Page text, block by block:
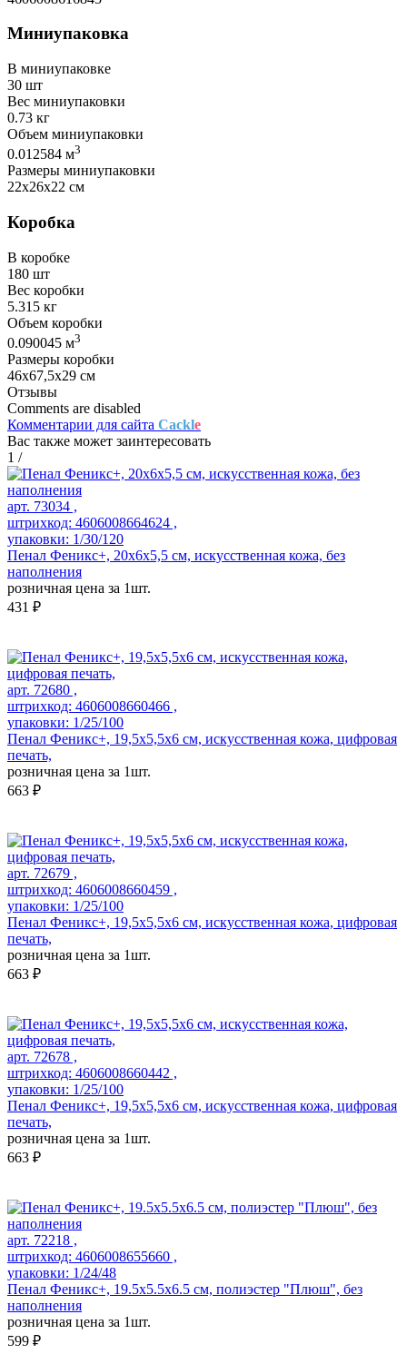
Миниупаковка
В миниупаковке
30 шт
Вес миниупаковки
0.73 кг
Объем миниупаковки
0.012584 м3
Размеры миниупаковки
22х26х22 см
Коробка
В коробке
180 шт
Вес коробки
5.315 кг
Объем коробки
0.090045 м3
Размеры коробки
46х67,5х29 см
Отзывы
Comments are disabled
Комментарии для сайта Cackle
Вас также может заинтересовать
1 /
арт. 73034 ,
штрихкод: 4606008664624 ,
упаковки: 1/30/120
Пенал Феникс+, 20х6х5,5 см, искусственная кожа, без
наполнения
розничная цена за 1шт.
431 ₽
арт. 72680 ,
штрихкод: 4606008660466 ,
упаковки: 1/25/100
Пенал Феникс+, 19,5х5,5х6 см, искусственная кожа, цифровая
печать,
розничная цена за 1шт.
663 ₽
арт. 72679 ,
штрихкод: 4606008660459 ,
упаковки: 1/25/100
Пенал Феникс+, 19,5х5,5х6 см, искусственная кожа, цифровая
печать,
розничная цена за 1шт.
663 ₽
арт. 72678 ,
штрихкод: 4606008660442 ,
упаковки: 1/25/100
Пенал Феникс+, 19,5х5,5х6 см, искусственная кожа, цифровая
печать,
розничная цена за 1шт.
663 ₽
арт. 72218 ,
штрихкод: 4606008655660 ,
упаковки: 1/24/48
Пенал Феникс+, 19.5х5.5х6.5 см, полиэстер "Плюш", без
наполнения
розничная цена за 1шт.
599 ₽